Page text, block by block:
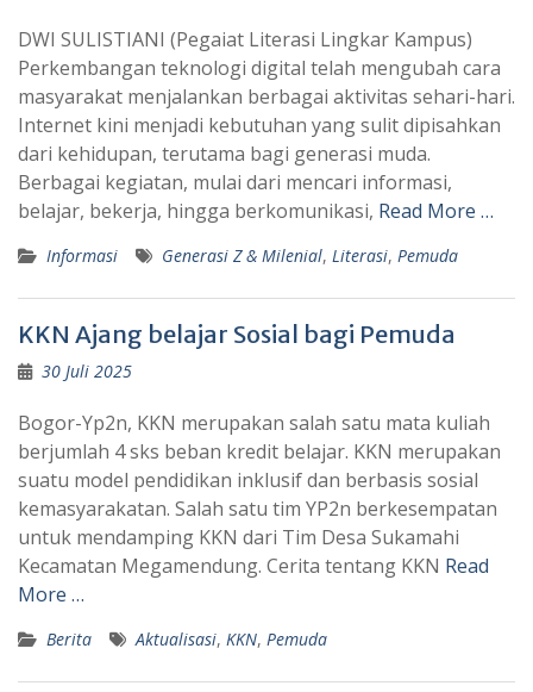
DWI SULISTIANI (Pegaiat Literasi Lingkar Kampus)
Perkembangan teknologi digital telah mengubah cara
masyarakat menjalankan berbagai aktivitas sehari-hari.
Internet kini menjadi kebutuhan yang sulit dipisahkan
dari kehidupan, terutama bagi generasi muda.
Berbagai kegiatan, mulai dari mencari informasi,
belajar, bekerja, hingga berkomunikasi, Read More …
Informasi Generasi Z & Milenial, Literasi, Pemuda
KKN Ajang belajar Sosial bagi Pemuda
30 Juli 2025
Bogor-Yp2n, KKN merupakan salah satu mata kuliah
berjumlah 4 sks beban kredit belajar. KKN merupakan
suatu model pendidikan inklusif dan berbasis sosial
kemasyarakatan. Salah satu tim YP2n berkesempatan
untuk mendamping KKN dari Tim Desa Sukamahi
Kecamatan Megamendung. Cerita tentang KKN Read
More …
Berita Aktualisasi, KKN, Pemuda